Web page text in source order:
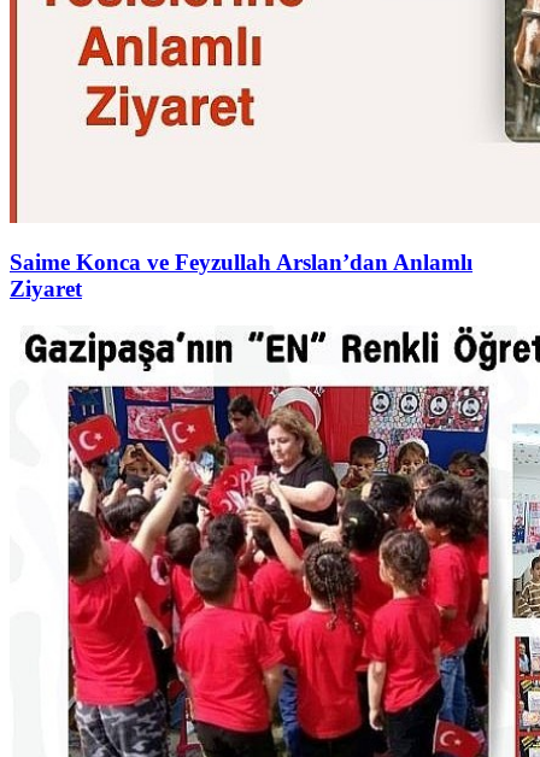
Saime Konca ve Feyzullah Arslan’dan Anlamlı
Ziyaret